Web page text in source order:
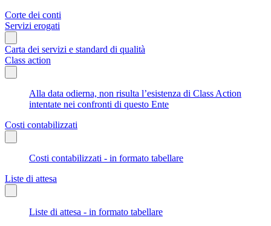
Corte dei conti
Servizi erogati
Carta dei servizi e standard di qualità
Class action
Alla data odierna, non risulta l’esistenza di Class Action
intentate nei confronti di questo Ente
Costi contabilizzati
Costi contabilizzati - in formato tabellare
Liste di attesa
Liste di attesa - in formato tabellare